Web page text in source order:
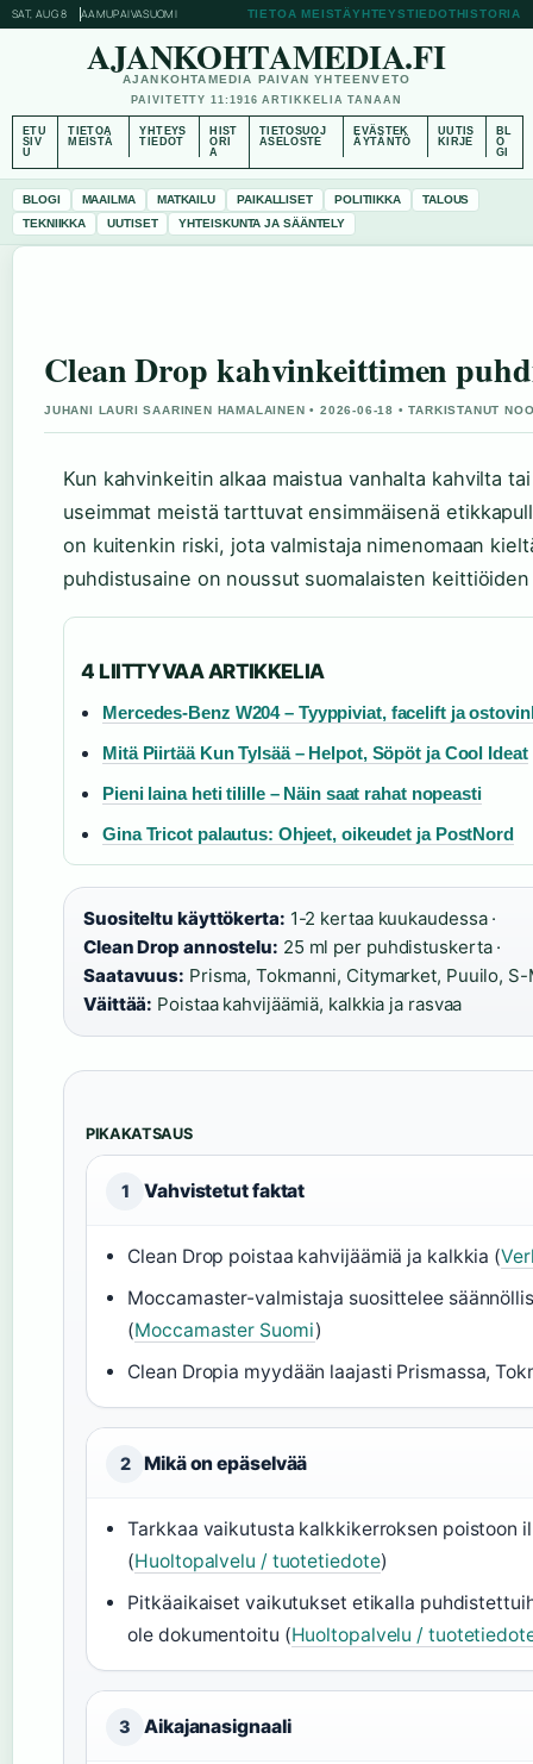
SAT, AUG 8 AAMUPAIVASUOMI TIETOA MEISTÄYHTEYSTIEDOTHISTORIA
AJANKOHTAMEDIA.FI
AJANKOHTAMEDIA PAIVAN YHTEENVETO
PAIVITETTY 11:1916 ARTIKKELIA TANAAN
ETU
SIV
U
TIETOA
MEISTÄ
YHTEYS
TIEDOT
HIST
ORI
A
TIETOSUOJ
ASELOSTE
EVÄSTEK
ÄYTÄNTÖ
UUTIS
KIRJE
BL
O
GI
BLOGI MAAILMA MATKAILU PAIKALLISET POLITIIKKA
TALOUS
TEKNIIKKA
UUTISET YHTEISKUNTA JA SÄÄNTELY
Clean Drop kahvinkeittimen
JUHANI LAURI SAARINEN HAMALAINEN • 2026-06-18 • TARKISTANUT
Kun kahvinkeitin alkaa maistua vanhalta kahvilta
useimmat meistä tarttuvat ensimmäisenä
on kuitenkin riski, jota valmistaja nimenomaan
puhdistusaine on noussut suomalaisten
4 LIITTYVAA ARTIKKELIA
Mercedes-Benz W204 – Tyyppiviat, facelift ja
Mitä Piirtää Kun Tylsää – Helpot, Söpöt ja Cool Ideat
Pieni laina heti tilille – Näin saat rahat nopeasti
Gina Tricot palautus: Ohjeet, oikeudet ja PostNord
Suositeltu käyttökerta: 1-2 kertaa kuukaudessa ·
Clean Drop annostelu: 25 ml per puhdistuskerta ·
Saatavuus: Prisma, Tokmanni, Citymarket, Puuilo,
Väittää: Poistaa kahvijäämiä, kalkkia ja rasvaa
PIKAKATSAUS
1 Vahvistetut faktat
Clean Drop poistaa kahvijäämiä ja kalkkia (
Moccamaster-valmistaja suosittelee
(Moccamaster Suomi)
Clean Dropia myydään laajasti Prismassa,
2 Mikä on epäselvää
Tarkkaa vaikutusta kalkkikerroksen poistoon
(Huoltopalvelu / tuotetiedote)
Pitkäaikaiset vaikutukset etikalla
ole dokumentoitu (Huoltopalvelu /
3 Aikajanasignaali